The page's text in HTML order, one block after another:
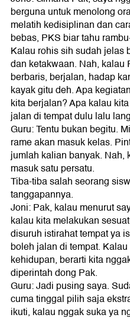
berguna untuk menolong
melatih kedisiplinan dan
bebas, PKS biar tahu
Kalau rohis sih sudah jelas
dan ketakwaan. Nah, kalau
berbaris, berjalan, hadap
kayak gitu deh. Apa
kita berjalan? Apa kalau
jalan di tempat dulu lalu
Guru: Tentu bukan begitu.
rame akan masuk kelas.
jumlah kalian banyak. Nah,
masuk satu persatu.
Tiba-tiba salah seorang
tanggapannya.
Joni: Pak, kalau menurut
kalau kita melakukan
disuruh istirahat tempat ya
boleh jalan di tempat.
kehidupan, berarti kita
diperintah dong Pak.
Guru: Jadi pusing saya.
cuma tinggal pilih saja
ikuti, kalau nggak suka ya